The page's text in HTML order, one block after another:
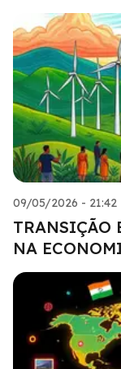
09/05/2026 - 21:42
TRANSIÇÃO
NA